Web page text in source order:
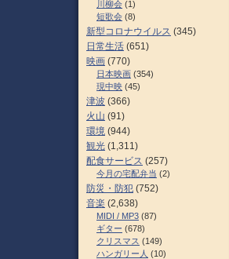
川柳会 (1)
短歌会 (8)
新型コロナウイルス (345)
日常生活 (651)
映画 (770)
日本映画 (354)
現中映 (45)
津波 (366)
火山 (91)
環境 (944)
観光 (1,311)
配食サービス (257)
今月の宅配弁当 (2)
防災・防犯 (752)
音楽 (2,638)
MIDI / MP3 (87)
ギター (678)
クリスマス (149)
ハンガリー人 (10)